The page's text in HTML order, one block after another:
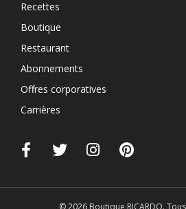
Recettes
Boutique
Restaurant
Abonnements
Offres corporatives
Carrières